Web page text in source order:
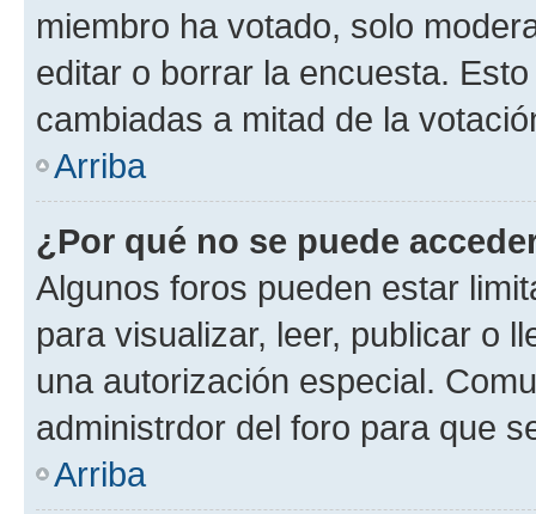
miembro ha votado, solo
editar o borrar la encuesta.
cambiadas a mitad de la
Arriba
¿Por qué no se puede
Algunos foros pueden estar
para visualizar, leer, publicar o
una autorización especial.
administrdor del foro para que
Arriba